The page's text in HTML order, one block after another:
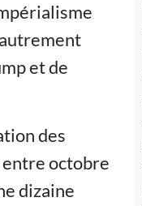
et de
des
entre octobre
dizaine